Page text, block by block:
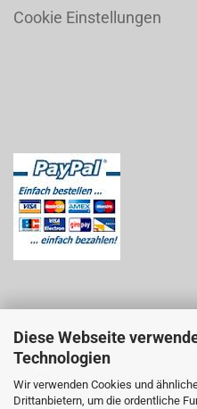
Diese Webseite
Technologien
Wir verwenden Cookies und
Drittanbietern, um die ordentliche
Cookie Einstellungen